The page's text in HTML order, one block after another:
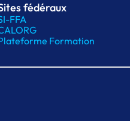
fédéraux
FFA
Formation